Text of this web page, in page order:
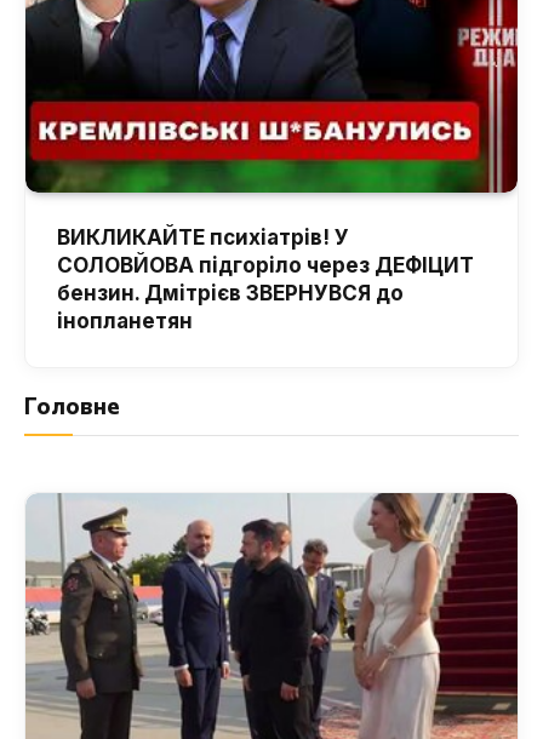
ВИКЛИКАЙТЕ психіатрів! У
СОЛОВЙОВА підгоріло через ДЕФІЦИТ
бензин. Дмітрієв ЗВЕРНУВСЯ до
інопланетян
Головне